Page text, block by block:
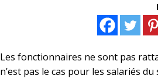
Les fonctionnaires ne sont pas
n’est pas le cas pour les salariés